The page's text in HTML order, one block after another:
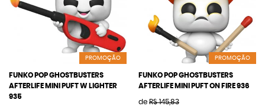
PROMOÇÃO
FUNKO POP GHOSTBUSTERS
AFTERLIFE MINI PUFT W LIGHTER
935
PROMOÇÃO
FUNKO POP GHOSTBUSTERS
AFTERLIFE MINI PUFT ON FIRE 936
de R$ 145,83